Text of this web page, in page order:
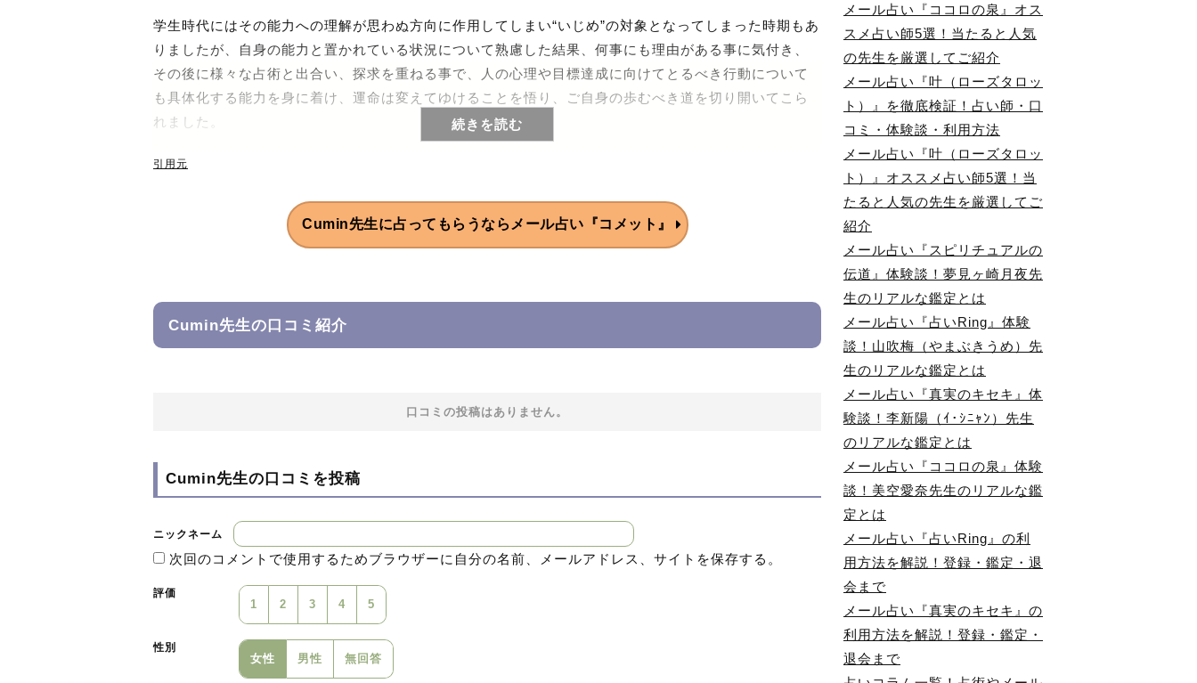
学生時代にはその能力への理解が思わぬ方向に作用してしまい“いじめ”の対象となってしまった時期もあ
りましたが、自身の能力と置かれている状況について熟慮した結果、何事にも理由がある事に気付き、
その後に様々な占術と出合い、探求を重ねる事で、人の心理や目標達成に向けてとるべき行動について
も具体化する能力を身に着け、運命は変えてゆけることを悟り、ご自身の歩むべき道を切り開いてこら
れました。
当サイトでは、これまでに習得してきた占術や高度な知識を基にしながら、ひとり一人に寄り添い、多
悩み、一つの感情について、貴重な成長の種にヒカリをあてて、大切なことを大切にできる人が一人で
も増えればいいと願いを込めて鑑定をしてくださいます。
りの位置を特定し、解決に適した占術が見えてきたならば、最適な占術を使い分けて鑑定を行います。
人の精神面やエネルギーの流れを視る場合はインド占星術を、今受けている影響を視る、には西洋占術
いる事もありますが、予め何のカードが出るのか予測する事ができるため、イマジネーションの力を行
使して、結果をポジティブなものに置き換え、問題解決に導いてゆくことを得意としておられます。
第三の眼を用いて、ご相談者様の魂の形を視て、顕在的な悩みから潜在的な原因までを突き止めたうえ
で、問題を瞬時に見極めることを得意とされておりますので、より最善の結果へ向けて最適な時間でサ
ービスを提供できるように、心開いてご相談頂ければ幸いです。
続きを読む
引用元
Cumin先生に占ってもらうなら メール占い『コメット』
Cumin先生の口コミ紹介
口コミの投稿はありません。
Cumin先生の口コミを投稿
ニックネーム
次回のコメントで使用するためブラウザーに自分の名前、メールアドレス、サイトを保存する。
評価
1 2 3 4 5
性別
女性 男性 無回答
メール占い『ココロの泉』オス
スメ占い師5選！当たると人気
の先生を厳選してご紹介
メール占い『叶（ローズタロッ
ト）』を徹底検証！占い師・口
コミ・体験談・利用方法
メール占い『叶（ローズタロッ
ト）』オススメ占い師5選！当
たると人気の先生を厳選してご
紹介
メール占い『スピリチュアルの
伝道』体験談！夢見ヶ崎月夜先
生のリアルな鑑定とは
メール占い『占いRing』体験
談！山吹梅（やまぶきうめ）先
生のリアルな鑑定とは
メール占い『真実のキセキ』体
験談！李新陽（ｲ･ｼﾆｬﾝ）先生
のリアルな鑑定とは
メール占い『ココロの泉』体験
談！美空愛奈先生のリアルな鑑
定とは
メール占い『占いRing』の利
用方法を解説！登録・鑑定・退
会まで
メール占い『真実のキセキ』の
利用方法を解説！登録・鑑定・
退会まで